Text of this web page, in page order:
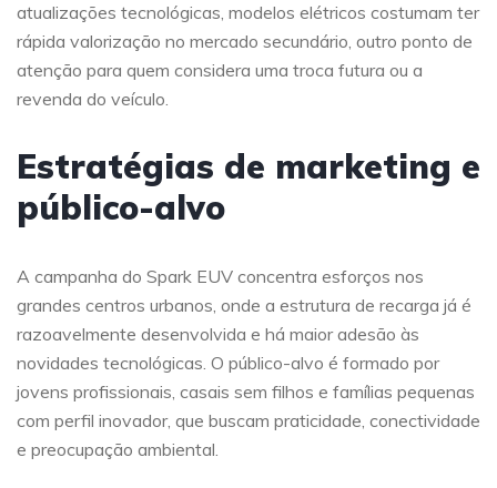
atualizações tecnológicas, modelos elétricos costumam ter
rápida valorização no mercado secundário, outro ponto de
atenção para quem considera uma troca futura ou a
revenda do veículo.
Estratégias de marketing e
público-alvo
A campanha do Spark EUV concentra esforços nos
grandes centros urbanos, onde a estrutura de recarga já é
razoavelmente desenvolvida e há maior adesão às
novidades tecnológicas. O público-alvo é formado por
jovens profissionais, casais sem filhos e famílias pequenas
com perfil inovador, que buscam praticidade, conectividade
e preocupação ambiental.